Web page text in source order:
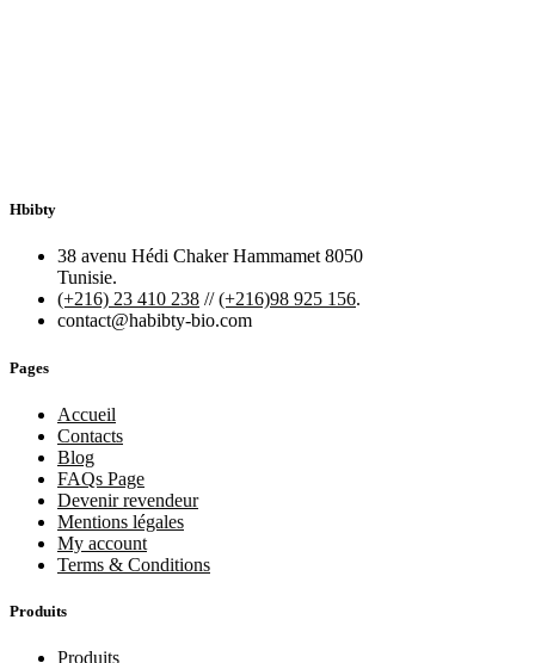
Hbibty
38 avenu Hédi Chaker Hammamet 8050
Tunisie.
(+216) 23 410 238 //(+216)98 925 156.
contact@habibty-bio.com
Pages
Accueil
Contacts
Blog
FAQs Page
Devenir revendeur
Mentions légales
My account
Terms & Conditions
Produits
Produits